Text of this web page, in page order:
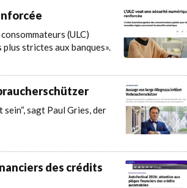
(ULC)
strictes aux banques».
sagt Paul Gries, der
des crédits